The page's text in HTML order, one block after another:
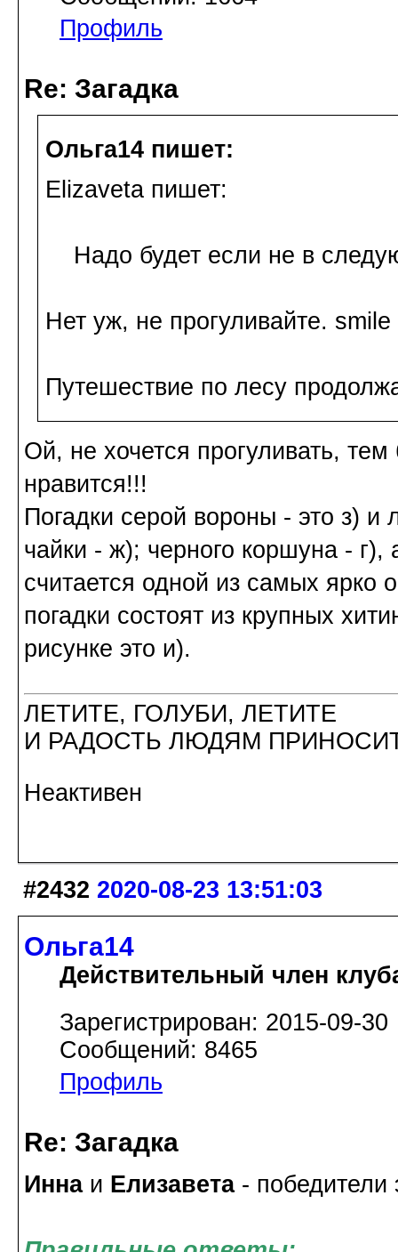
Профиль
Re: Загадка
Ольга14 пишет:
Elizaveta пишет:
Надо будет если не в
Нет уж, не прогуливайте. smile
Путешествие по лесу
Ой, не хочется прогуливать,
нравится!!!
Погадки серой вороны - это з) и
чайки - ж); черного коршуна -
считается одной из самых
погадки состоят из крупных
рисунке это и).
ЛЕТИТЕ, ГОЛУБИ, ЛЕТИТЕ
И РАДОСТЬ ЛЮДЯМ
Неактивен
#2432 2020-08-23 13:51:03
Ольга14
Действительный член
Зарегистрирован: 2015-09-30
Сообщений: 8465
Профиль
Re: Загадка
Иннаи Елизавета- победители